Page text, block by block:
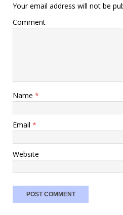
Your email address will not be
Comment
Name *
Email *
Website